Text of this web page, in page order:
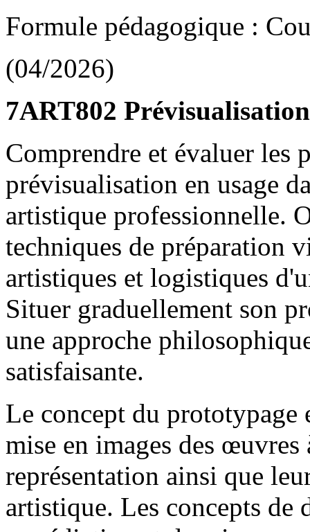
Formule pédagogique :
(04/2026)
7ART802 Prévisualisation
Comprendre et évaluer les
prévisualisation en usage
artistique professionnelle.
techniques de préparation
artistiques et logistiques
Situer graduellement son
une approche
satisfaisante.
Le concept du prototypage
mise en images des
représentation ainsi que
artistique. Les concepts de